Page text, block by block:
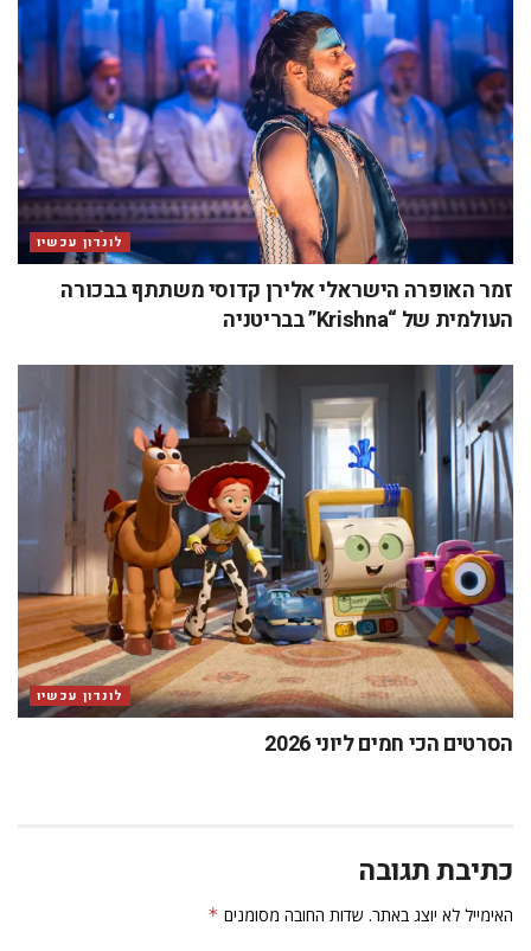
לונדון עכשיו
זמר האופרה הישראלי אלירן קדוסי משתתף בבכורה
העולמית של “Krishna” בבריטניה
לונדון עכשיו
הסרטים הכי חמים ליוני 2026
כתיבת תגובה
האימייל לא יוצג באתר. שדות החובה מסומנים *